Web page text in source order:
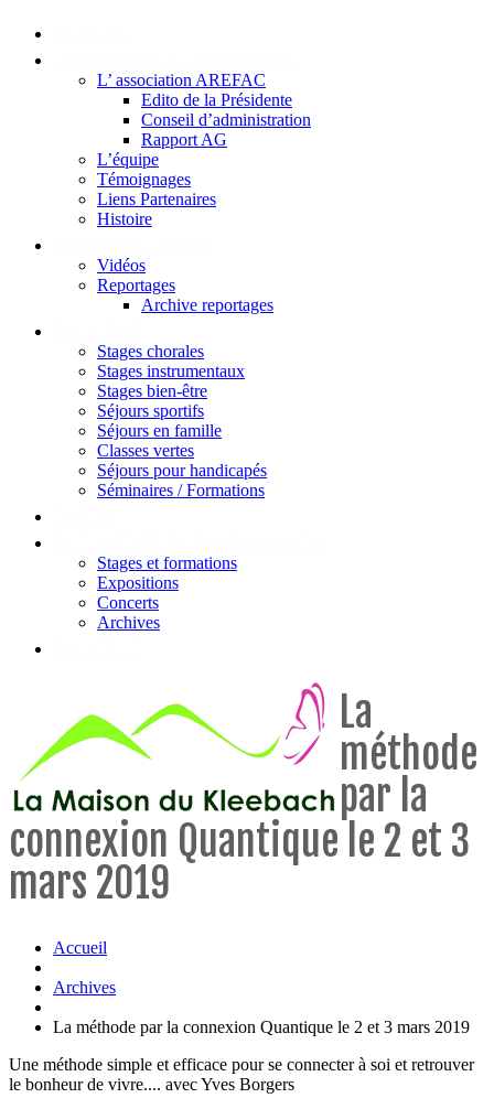
L’ association AREFAC
Edito de la Présidente
Conseil d’administration
Rapport AG
L’équipe
Témoignages
Liens Partenaires
Histoire
Vidéos
Reportages
Archive reportages
Stages chorales
Stages instrumentaux
Stages bien-être
Séjours sportifs
Séjours en famille
Classes vertes
Séjours pour handicapés
Séminaires / Formations
Stages et formations
Expositions
Concerts
Archives
La
méthode
par la
connexion Quantique le 2 et 3
mars 2019
Accueil
Archives
La méthode par la connexion Quantique le 2 et 3 mars 2019
Une méthode simple et efficace pour se connecter à soi et retrouver
le bonheur de vivre.... avec Yves Borgers